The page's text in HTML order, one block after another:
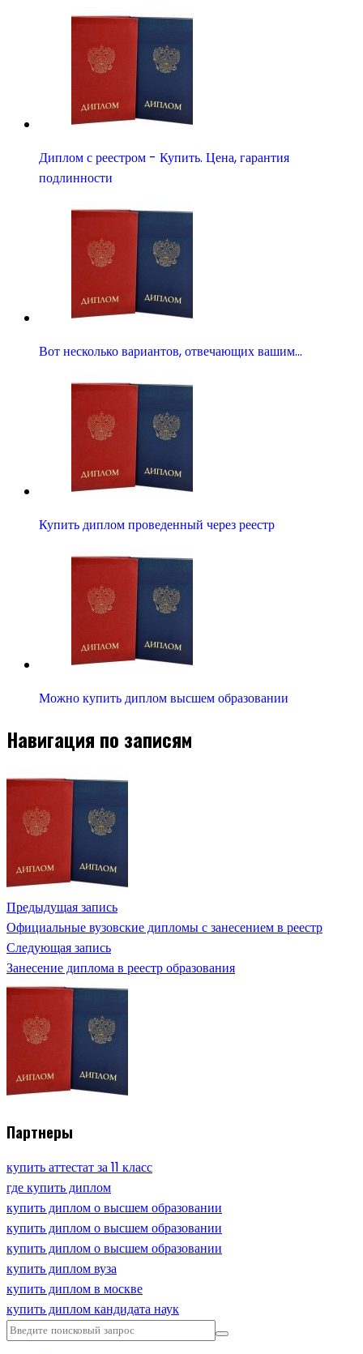
Диплом с реестром - Купить. Цена, гарантия
подлинности
Вот несколько вариантов, отвечающих вашим…
Купить диплом проведенный через реестр
Можно купить диплом высшем образовании
Навигация по записям
Предыдущая запись
Официальные вузовские дипломы с занесением в реестр
Следующая запись
Занесение диплома в реестр образования
Партнеры
купить аттестат за 11 класс
где купить диплом
купить диплом о высшем образовании
купить диплом о высшем образовании
купить диплом о высшем образовании
купить диплом вуза
купить диплом в москве
купить диплом кандидата наук